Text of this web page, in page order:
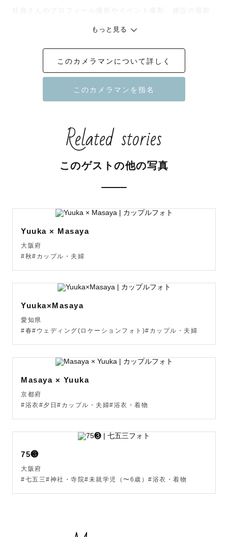
・「オフィス内で綺麗に撮れるか心配」
・「社員数が多くて時間内に撮れるか心配」
・「翌日にはデータがほしい」
そういった内容もお気軽にご相談ください！
事前お打ち合わせにて、進行のご提案や撮り方、必要なオ
もっと見る
このカメラマンについて詳しく
Related stories
このゲストの他の写真
Yuuka × Masaya
大阪府
#秋#カップル・夫婦
Yuuka×Masaya
愛知県
#春#ウェディング(ロケーションフォト)#カップル・夫婦
Masaya × Yuuka
京都府
#浴衣#夕日#カップル・夫婦#浴衣・着物
75❸
大阪府
#七五三#神社・寺院#未就学児（〜6歳）#浴衣・着物